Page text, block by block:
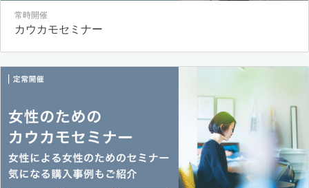
常時開催
カウカモセミナー